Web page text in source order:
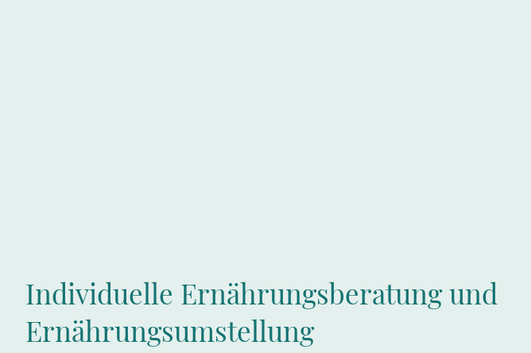
Individuelle Ernährungsberatung und
Ernährungsumstellung